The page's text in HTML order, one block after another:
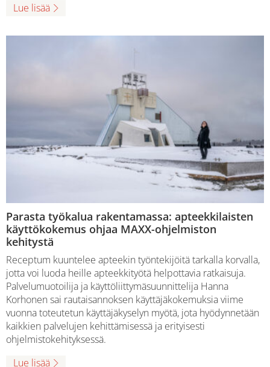
Lue lisää
Parasta työkalua rakentamassa: apteekkilaisten
käyttökokemus ohjaa MAXX-ohjelmiston
kehitystä
Receptum kuuntelee apteekin työntekijöitä tarkalla korvalla,
jotta voi luoda heille apteekkityötä helpottavia ratkaisuja.
Palvelumuotoilija ja käyttöliittymäsuunnittelija Hanna
Korhonen sai rautaisannoksen käyttäjäkokemuksia viime
vuonna toteutetun käyttäjäkyselyn myötä, jota hyödynnetään
kaikkien palvelujen kehittämisessä ja erityisesti
ohjelmistokehityksessä.
Lue lisää